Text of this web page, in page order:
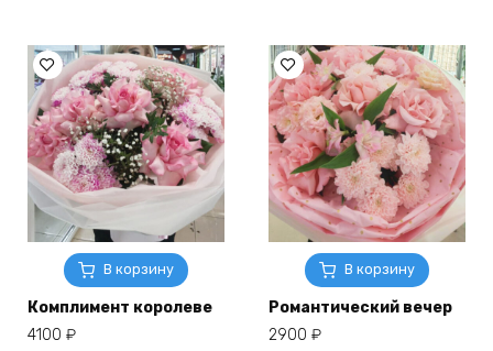
В корзину
Комплимент королеве
4100 ₽
В корзину
Романтический вечер
2900 ₽